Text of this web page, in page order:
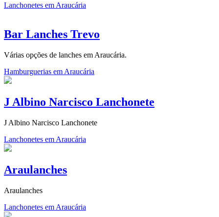
Lanchonetes em Araucária
Bar Lanches Trevo
Várias opções de lanches em Araucária.
Hamburguerias em Araucária
J Albino Narcisco Lanchonete
J Albino Narcisco Lanchonete
Lanchonetes em Araucária
Araulanches
Araulanches
Lanchonetes em Araucária